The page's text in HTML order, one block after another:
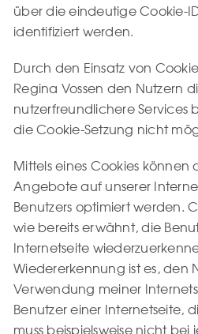
über die eindeutige Cookie-
identifiziert werden.
Durch den Einsatz von
Regina Vossen den Nutzern
nutzerfreundlichere Services
die Cookie-Setzung nicht
Mittels eines Cookies
Angebote auf unserer
Benutzers optimiert werden.
wie bereits erwähnt, die
Internetseite
Wiedererkennung ist es, den
Verwendung meiner
Benutzer einer Internetseite,
muss beispielsweise nicht bei